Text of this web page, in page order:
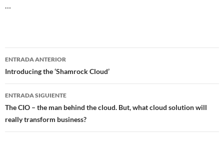
…
Navegador
de
entradas
ENTRADA ANTERIOR
Introducing the ‘Shamrock Cloud’
ENTRADA SIGUIENTE
The CIO – the man behind the cloud. But, what cloud solution will
really transform business?